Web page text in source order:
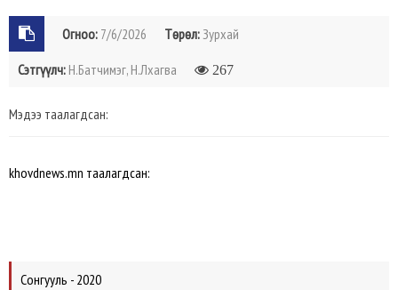
Огноо: 7/6/2026 Төрөл:Зурхай
Сэтгүүлч: Н.Батчимэг, Н.Лхагва 267
Мэдээ таалагдсан:
khovdnews.mn таалагдсан:
Сонгууль - 2020